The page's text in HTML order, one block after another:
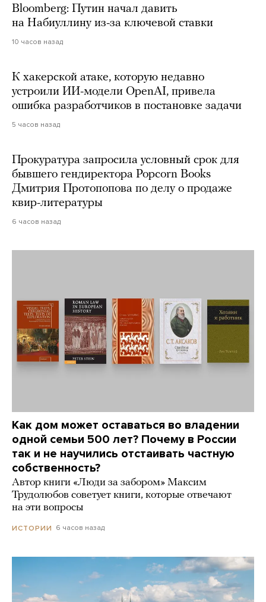
Bloomberg: Путин начал давить
на Набиуллину из-за ключевой ставки
10 часов назад
К хакерской атаке, которую недавно
устроили ИИ-модели OpenAI, привела
ошибка разработчиков в постановке задачи
5 часов назад
Прокуратура запросила условный срок для
бывшего гендиректора Popcorn Books
Дмитрия Протопопова по делу о продаже
квир-литературы
6 часов назад
Как дом может оставаться во владении
одной семьи 500 лет? Почему в России
так и не научились отстаивать частную
собственность?
Автор книги «Люди за забором» Максим
Трудолюбов советует книги, которые отвечают
на эти вопросы
ИСТОРИИ 6 часов назад